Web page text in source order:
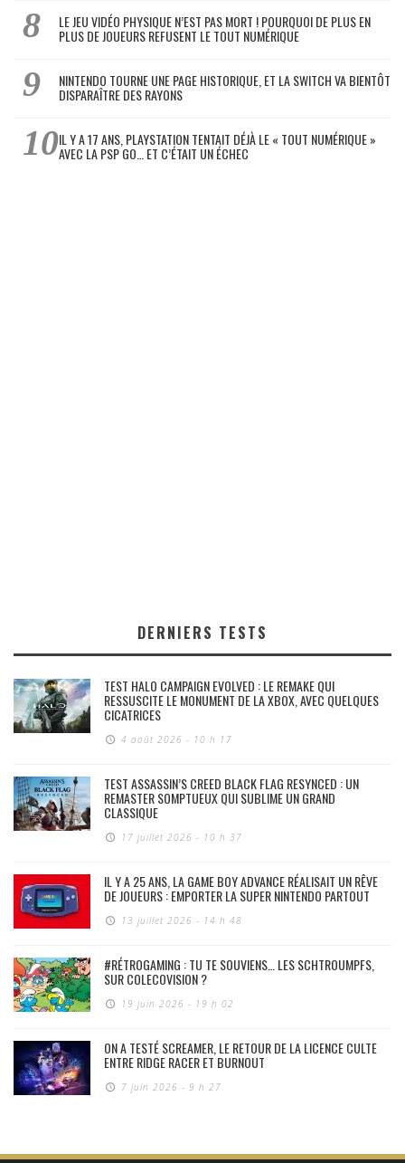
LE JEU VIDÉO PHYSIQUE N’EST PAS MORT ! POURQUOI DE PLUS EN
PLUS DE JOUEURS REFUSENT LE TOUT NUMÉRIQUE
NINTENDO TOURNE UNE PAGE HISTORIQUE, ET LA SWITCH VA BIENTÔT
DISPARAÎTRE DES RAYONS
IL Y A 17 ANS, PLAYSTATION TENTAIT DÉJÀ LE « TOUT NUMÉRIQUE »
AVEC LA PSP GO… ET C’ÉTAIT UN ÉCHEC
DERNIERS TESTS
TEST HALO CAMPAIGN EVOLVED : LE REMAKE QUI
RESSUSCITE LE MONUMENT DE LA XBOX, AVEC QUELQUES
CICATRICES
4 août 2026 - 10 h 17
TEST ASSASSIN’S CREED BLACK FLAG RESYNCED : UN
REMASTER SOMPTUEUX QUI SUBLIME UN GRAND
CLASSIQUE
17 juillet 2026 - 10 h 37
IL Y A 25 ANS, LA GAME BOY ADVANCE RÉALISAIT UN RÊVE
DE JOUEURS : EMPORTER LA SUPER NINTENDO PARTOUT
13 juillet 2026 - 14 h 48
#RÉTROGAMING : TU TE SOUVIENS… LES SCHTROUMPFS,
SUR COLECOVISION ?
19 juin 2026 - 19 h 02
ON A TESTÉ SCREAMER, LE RETOUR DE LA LICENCE CULTE
ENTRE RIDGE RACER ET BURNOUT
7 juin 2026 - 9 h 27